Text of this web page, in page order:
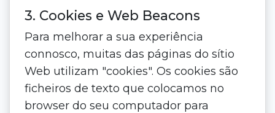
3. Cookies e Web Beacons
Para melhorar a sua experiência
connosco, muitas das páginas do sítio
Web utilizam "cookies". Os cookies são
ficheiros de texto que colocamos no
browser do seu computador para